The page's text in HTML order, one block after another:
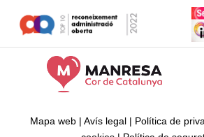
Mapa web | Avís legal | Política de